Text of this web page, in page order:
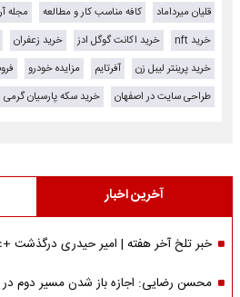
قلیان میرداماد
کافه مناسب کار و مطالعه مجله
خرید nft
خرید اکانت گوگل ادز خرید زعفران
خرید پرینتر لیبل زن
آفرتایم مزایده خودرو
طراحی سایت در اصفهان
خرید سکه پارسیان گرمی
آخرین اخبار
خبر تلخ آخر هفته | امیر حیدری درگذشت
محسن رضایی: اجازه باز شدن مسیر دوم در